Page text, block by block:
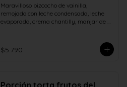
Maravilloso bizcocho de vainilla,
remojado con leche condensada, leche
evaporada, crema chantilly, manjar de
$5.790
Porción torta frutos del